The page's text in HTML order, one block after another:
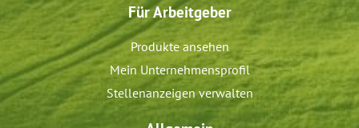
Für Arbeitgeber
Produkte ansehen
Mein Unternehmensprofil
Stellenanzeigen verwalten